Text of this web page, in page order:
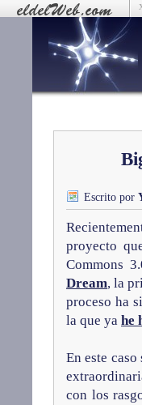
Escrito por
proyecto
Commons
Dream, la
proceso ha
la que ya he
En este
con los